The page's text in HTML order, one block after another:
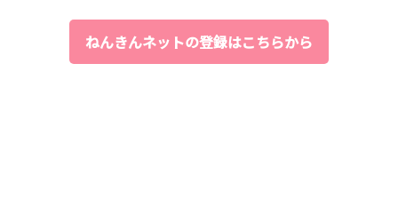
ねんきんネットの登録はこちらから